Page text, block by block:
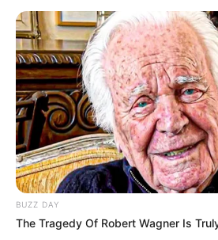
ULASAN
Alamat email Anda tidak akan dipublikasikan.
BUZZ DAY
The Tragedy Of Robert Wagner Is